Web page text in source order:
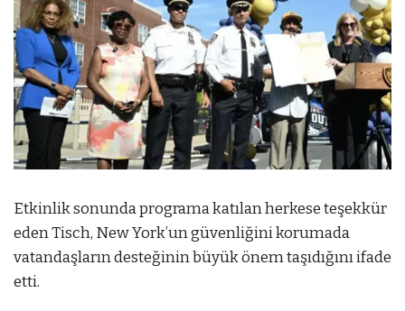
Etkinlik sonunda programa katılan herkese teşekkür
eden Tisch, New York’un güvenliğini korumada
vatandaşların desteğinin büyük önem taşıdığını ifade
etti.